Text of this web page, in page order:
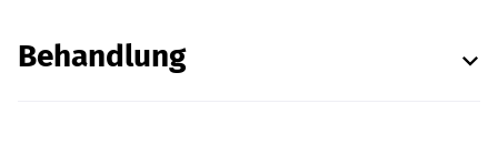
Behandlung